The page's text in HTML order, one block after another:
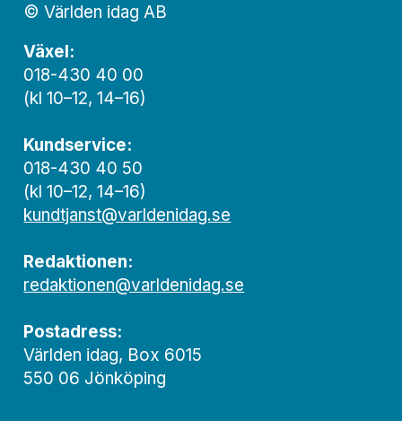
© Världen idag AB
Växel:
018-430 40 00
(kl 10–12, 14–16)
Kundservice:
018-430 40 50
(kl 10–12, 14–16)
kundtjanst@varldenidag.se
Redaktionen:
redaktionen@varldenidag.se
Postadress:
Världen idag, Box 6015
550 06 Jönköping